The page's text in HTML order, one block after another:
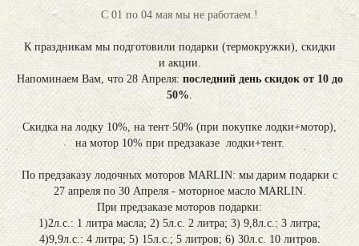
С 01 по 04 мая мы не работаем.!
К праздникам мы подготовили подарки (термокружки), скидки
и акции.
Напоминаем Вам, что 28 Апреля: последний день скидок от 10 до
50%
Скидка на лодку 10%, на тент 50% (при покупке лодки+мотор),
на мотор 10% при предзаказе лодки+тент.
По предзаказу лодочных моторов MARLIN: мы дарим подарки с
27 апреля по 30 Апреля - моторное масло MARLIN.
При предзаказе моторов подарки:
1)2л.с.: 1 литра масла; 2) 5л.с. 2 литра; 3) 9,8л.с.: 3 литра;
4)9,9л.с.: 4 литра; 5) 15л.с.; 5 литров; 6) 30л.с. 10 литров.